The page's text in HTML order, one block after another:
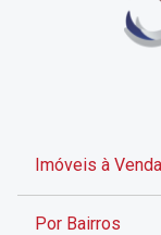
Imóveis à Venda
Por Bairros